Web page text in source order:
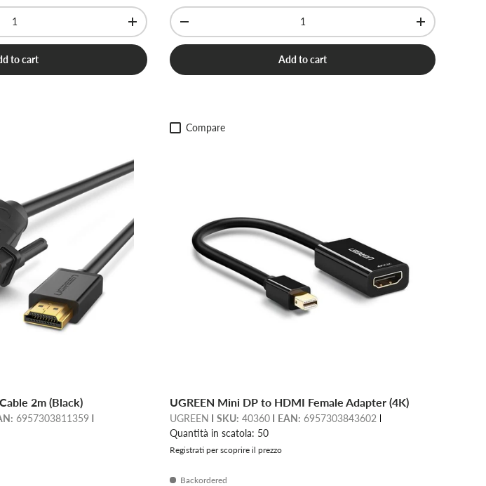
+
to cart
Qty
-
+
Add to cart
2m (Black)
6957303811359
Compare
UGREEN Mini DP to HDMI Female Adapter (4K)
UGREEN SKU: 40360 EAN: 6957303843602
Quantità in scatola: 50
Registrati per scoprire il prezzo
Backordered